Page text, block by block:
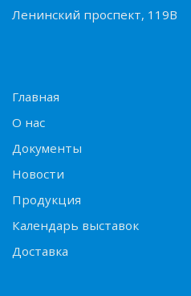
Ленинский проспект, 119В
Главная
О нас
Документы
Новости
Продукция
Календарь выставок
Доставка